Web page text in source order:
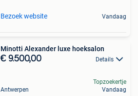
Bezoek website Vandaag
Minotti Alexander luxe hoeksalon
€ 9.500,00 Details
Antwerpen
Topzoekertje
Vandaag